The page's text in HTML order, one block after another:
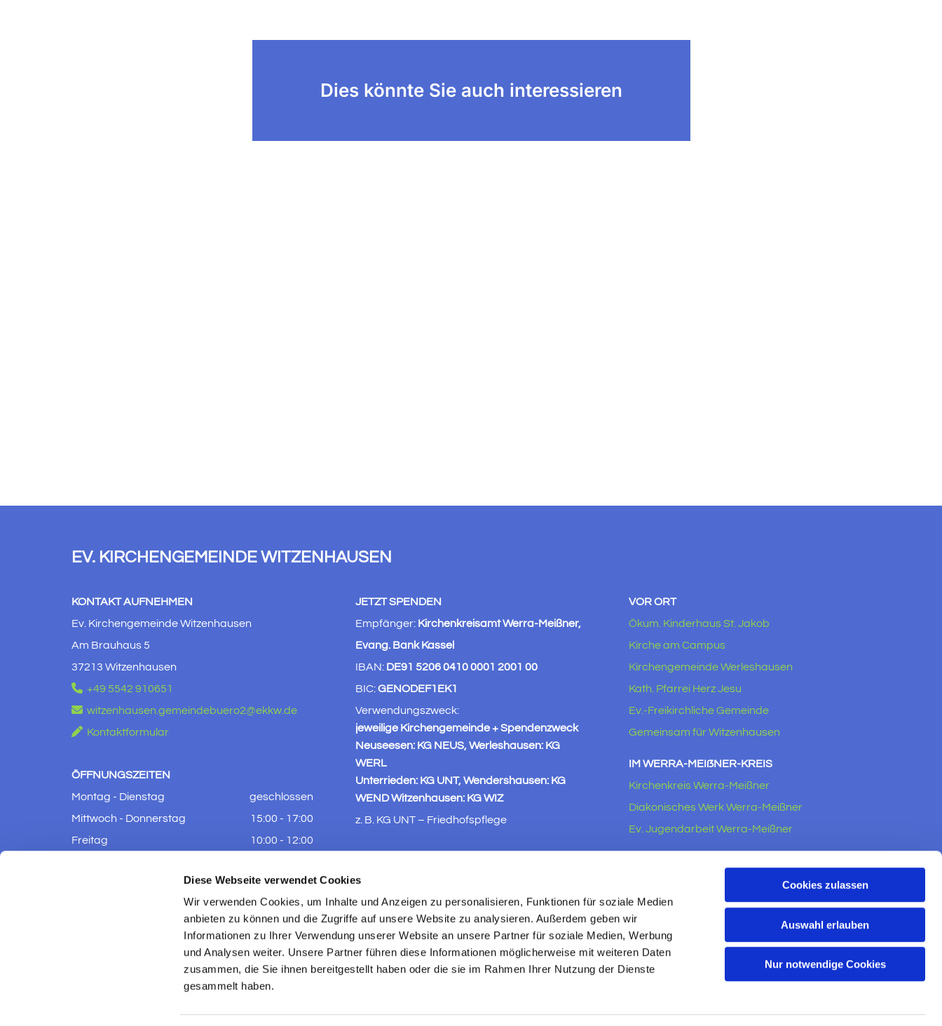
Diese Webseite verwendet Cookies
Wir verwenden Cookies, um Inhalte und Anzeigen zu personalisieren, Funktionen für soziale Medien
anbieten zu können und die Zugriffe auf unsere Website zu analysieren. Außerdem geben wir
Informationen zu Ihrer Verwendung unserer Website an unsere Partner für soziale Medien, Werbung
und Analysen weiter. Unsere Partner führen diese Informationen möglicherweise mit weiteren Daten
zusammen, die Sie ihnen bereitgestellt haben oder die sie im Rahmen Ihrer Nutzung der Dienste
gesammelt haben.
Cookies zulassen
Auswahl erlauben
Nur notwendige Cookies
Dies könnte Sie auch interessieren
EV. KIRCHENGEMEINDE WITZENHAUSEN
KONTAKT AUFNEHMEN
Ev. Kirchengemeinde Witzenhausen
Am Brauhaus 5
37213 Witzenhausen
 +49 5542 910651
 witzenhausen.gemeindebuero2@ekkw.de
 Kontaktformular
ÖFFNUNGSZEITEN
Montag - Dienstag
geschlossen
Mittwoch - Donnerstag
15:00 - 17:00
Freitag
10:00 - 12:00
JETZT SPENDEN
Empfänger: Kirchenkreisamt Werra-Meißner,
Evang. Bank Kassel
IBAN: DE91 5206 0410 0001 2001 00
BIC:GENODEF1EK1
Verwendungszweck:
jeweilige Kirchengemeinde + Spendenzweck
Neuseesen: KG NEUS, Werleshausen: KG
WERL
Unterrieden: KG UNT, Wendershausen: KG
WEND Witzenhausen: KG WIZ
z. B. KG UNT – Friedhofspflege
VOR ORT
Ökum. Kinderhaus St. Jakob
Kirche am Campus
Kirchengemeinde Werleshausen
Kath. Pfarrei Herz Jesu
Ev.-Freikirchliche Gemeinde
Gemeinsam für Witzenhausen
IM WERRA-MEIẞNER-KREIS
Kirchenkreis Werra-Meißner
Diakonisches Werk Werra-Meißner
Ev. Jugendarbeit Werra-Meißner
Datenschutzerklärung